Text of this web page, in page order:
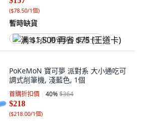
($78.50/1個)
暫時缺貨
满 $1,500 再省 $75 (王道卡)
PoKeMoN 寶可夢 派對系 大小通吃可
調式削筆機, 淺藍色, 1個
首購折扣價 40%$364
$218
($218.00/1個)